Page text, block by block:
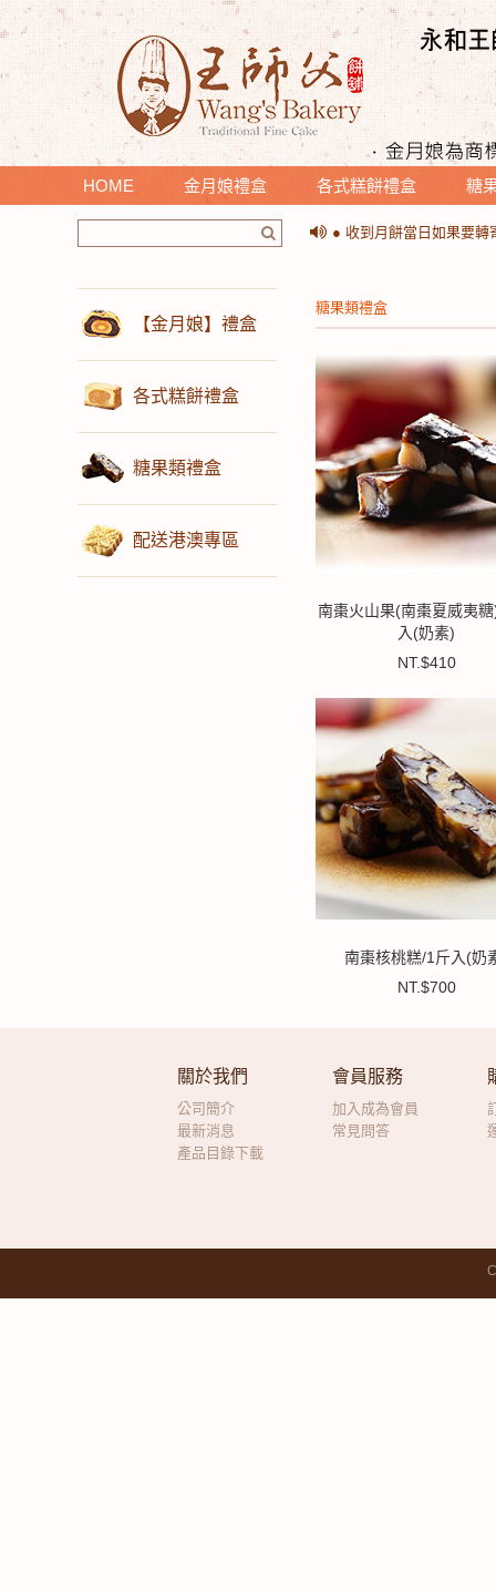
HOME 金月娘禮盒 各式糕餅禮盒 糖
＊提醒您收到月餅時，
● 收到月餅當日如果要轉
【金月娘】禮盒
各式糕餅禮盒
糖果類禮盒
配送港澳專區
糖果類禮盒
南棗火山果(南棗夏威夷
入(奶素)
NT.$410
南棗核桃糕/1斤入(奶
NT.$700
關於我們
公司簡介
最新消息
產品目錄下載
會員服務
加入成為會員
常見問答